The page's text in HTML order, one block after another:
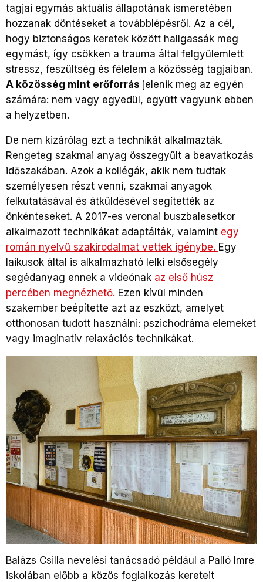
tagjai egymás aktuális állapotának ismeretében
hozzanak döntéseket a továbblépésről. Az a cél,
hogy biztonságos keretek között hallgassák meg
egymást, így csökken a trauma által felgyülemlett
stressz, feszültség és félelem a közösség tagjaiban.
A közösség mint erőforrás jelenik meg az egyén
számára: nem vagy egyedül, együtt vagyunk ebben
a helyzetben.
De nem kizárólag ezt a technikát alkalmazták.
Rengeteg szakmai anyag összegyűlt a beavatkozás
időszakában. Azok a kollégák, akik nem tudtak
személyesen részt venni, szakmai anyagok
felkutatásával és átküldésével segítették az
önkénteseket. A 2017-es veronai buszbalesetkor
alkalmazott technikákat adaptálták, valamint egy
román nyelvű szakirodalmat vettek igénybe. Egy
laikusok által is alkalmazható lelki elsősegély
segédanyag ennek a videónak az első húsz
percében megnézhető. Ezen kívül minden
szakember beépítette azt az eszközt, amelyet
otthonosan tudott használni: pszichodráma elemeket
vagy imaginatív relaxációs technikákat.
Balázs Csilla nevelési tanácsadó például a Palló Imre
iskolában előbb a közös foglalkozás kereteit